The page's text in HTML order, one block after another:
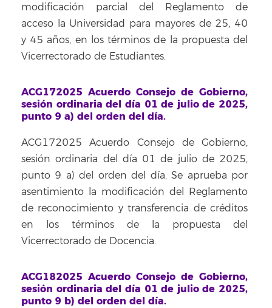
modificación parcial del Reglamento de
acceso la Universidad para mayores de 25, 40
y 45 años, en los términos de la propuesta del
Vicerrectorado de Estudiantes.
ACG172025 Acuerdo Consejo de Gobierno,
sesión ordinaria del día 01 de julio de 2025,
punto 9 a) del orden del día.
ACG172025 Acuerdo Consejo de Gobierno,
sesión ordinaria del día 01 de julio de 2025,
punto 9 a) del orden del día. Se aprueba por
asentimiento la modificación del Reglamento
de reconocimiento y transferencia de créditos
en los términos de la propuesta del
Vicerrectorado de Docencia.
ACG182025 Acuerdo Consejo de Gobierno,
sesión ordinaria del día 01 de julio de 2025,
punto 9 b) del orden del día.